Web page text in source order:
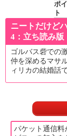
ポ
ト
ニートだけど
4：立ち読み版
ゴルバス砦での
仲を深めるマサ
ィリカの結婚話
パケット通信料